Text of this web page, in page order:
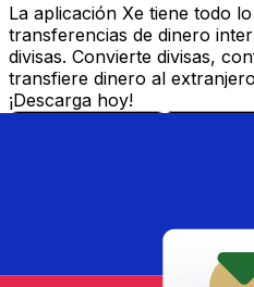
La aplicación Xe tiene todo
transferencias de dinero
divisas. Convierte divisas,
transfiere dinero al
¡Descarga hoy!